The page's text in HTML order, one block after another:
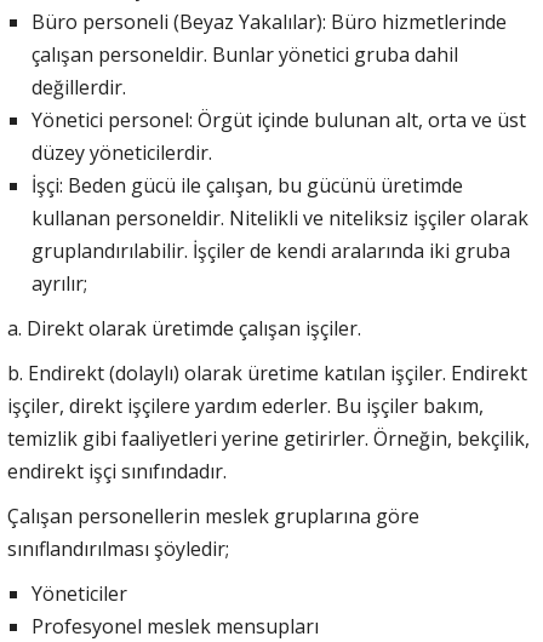
Büro personeli (Beyaz Yakalılar): Büro hizmetlerinde
çalışan personeldir. Bunlar yönetici gruba dahil
değillerdir.
Yönetici personel: Örgüt içinde bulunan alt, orta ve üst
düzey yöneticilerdir.
İşçi: Beden gücü ile çalışan, bu gücünü üretimde
kullanan personeldir. Nitelikli ve niteliksiz işçiler olarak
gruplandırılabilir. İşçiler de kendi aralarında iki gruba
ayrılır;
a. Direkt olarak üretimde çalışan işçiler.
b. Endirekt (dolaylı) olarak üretime katılan işçiler. Endirekt
işçiler, direkt işçilere yardım ederler. Bu işçiler bakım,
temizlik gibi faaliyetleri yerine getirirler. Örneğin, bekçilik,
endirekt işçi sınıfındadır.
Çalışan personellerin meslek gruplarına göre
sınıflandırılması şöyledir;
Yöneticiler
Profesyonel meslek mensupları